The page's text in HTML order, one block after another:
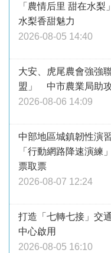
「農情后里 甜在水
水梨香甜魅力
2026-08-05 14:40
大安、虎尾農會強強
盟」 中市農業局助
2026-08-06 14:09
中部地區城鎮韌性演
「行動網路降速演
票取票
2026-08-07 12:24
打造「七轉七接」交
中心啟用
2026-08-05 16:10